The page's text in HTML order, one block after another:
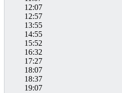
12:07
12:57
13:55
14:55
15:52
16:32
17:27
18:07
18:37
19:07